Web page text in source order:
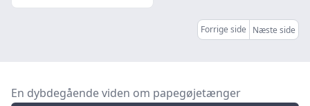
Forrige side Næste side
En dybdegående viden om papegøjetænger